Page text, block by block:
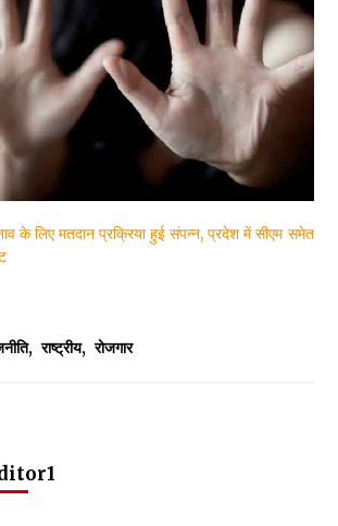
के लिए मतदान प्रक्रिया हुई संपन्न, प्रदेश में सीएम समेत
, राष्ट्रीय, रोजगार